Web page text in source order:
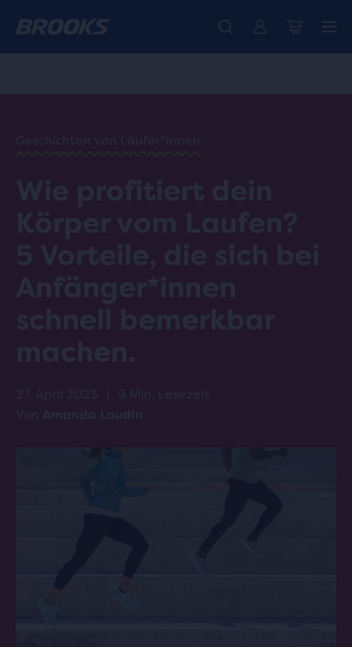
Kostenloser Versand für alle Bestellungen über € 100
Der brandneue Ghost Amp ist da - Shop Damen Herren
Wir präsentieren die neue Cascadia Kollektion - Jetzt kaufen